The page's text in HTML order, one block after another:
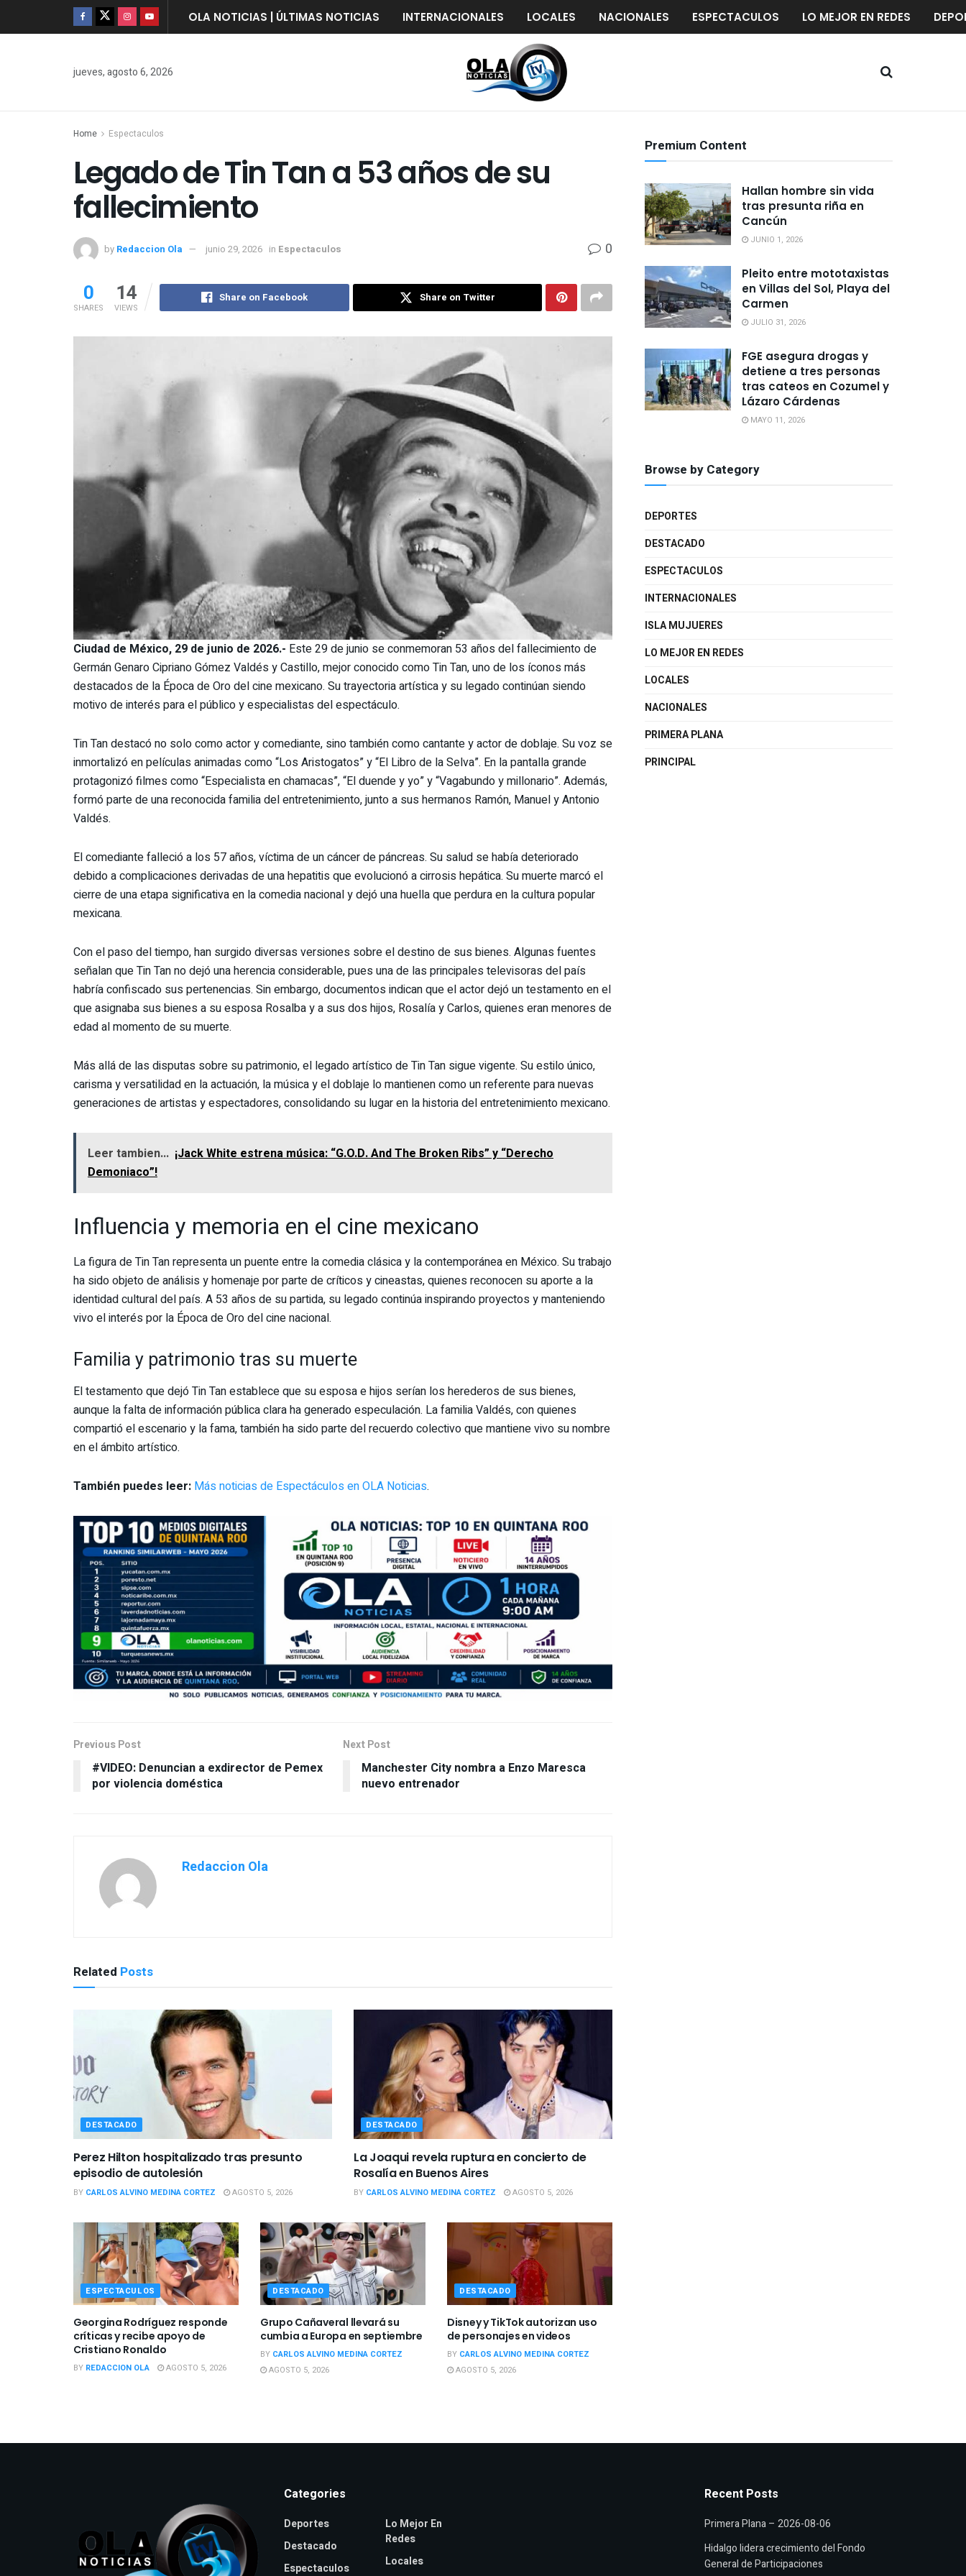
OLA NOTICIAS | ÚLTIMAS NOTICIAS INTERNACIONALES LOCALES NACIONALES ESPECTACULOS LO MEJOR EN REDES
jueves, agosto 6, 2026
Home Espectaculos
Legado de Tin Tan a 53 años de su
fallecimiento
by Redaccion Ola junio 29, 2026 in Espectaculos 0
0
SHARES
14
VIEWS
Share on Facebook Share on Twitter
Ciudad de México, 29 de junio de 2026.- Este 29 de junio se conmemoran 53 años del fallecimiento de
Germán Genaro Cipriano Gómez Valdés y Castillo, mejor conocido como Tin Tan, uno de los íconos más
destacados de la Época de Oro del cine mexicano. Su trayectoria artística y su legado continúan siendo
motivo de interés para el público y especialistas del espectáculo.
Tin Tan destacó no solo como actor y comediante, sino también como cantante y actor de doblaje. Su voz se
inmortalizó en películas animadas como “Los Aristogatos” y “El Libro de la Selva”. En la pantalla grande
protagonizó filmes como “Especialista en chamacas”, “El duende y yo” y “Vagabundo y millonario”. Además,
formó parte de una reconocida familia del entretenimiento, junto a sus hermanos Ramón, Manuel y Antonio
Valdés.
El comediante falleció a los 57 años, víctima de un cáncer de páncreas. Su salud se había deteriorado
debido a complicaciones derivadas de una hepatitis que evolucionó a cirrosis hepática. Su muerte marcó el
cierre de una etapa significativa en la comedia nacional y dejó una huella que perdura en la cultura popular
mexicana.
Con el paso del tiempo, han surgido diversas versiones sobre el destino de sus bienes. Algunas fuentes
señalan que Tin Tan no dejó una herencia considerable, pues una de las principales televisoras del país
habría confiscado sus pertenencias. Sin embargo, documentos indican que el actor dejó un testamento en el
que asignaba sus bienes a su esposa Rosalba y a sus dos hijos, Rosalía y Carlos, quienes eran menores de
edad al momento de su muerte.
Más allá de las disputas sobre su patrimonio, el legado artístico de Tin Tan sigue vigente. Su estilo único,
carisma y versatilidad en la actuación, la música y el doblaje lo mantienen como un referente para nuevas
generaciones de artistas y espectadores, consolidando su lugar en la historia del entretenimiento mexicano.
Leer tambien... ¡Jack White estrena música: “G.O.D. And The Broken Ribs” y “Derecho
Demoniaco”!
Influencia y memoria en el cine mexicano
La figura de Tin Tan representa un puente entre la comedia clásica y la contemporánea en México. Su trabajo
ha sido objeto de análisis y homenaje por parte de críticos y cineastas, quienes reconocen su aporte a la
identidad cultural del país. A 53 años de su partida, su legado continúa inspirando proyectos y manteniendo
vivo el interés por la Época de Oro del cine nacional.
Familia y patrimonio tras su muerte
El testamento que dejó Tin Tan establece que su esposa e hijos serían los herederos de sus bienes,
aunque la falta de información pública clara ha generado especulación. La familia Valdés, con quienes
compartió el escenario y la fama, también ha sido parte del recuerdo colectivo que mantiene vivo su nombre
en el ámbito artístico.
También puedes leer: Más noticias de Espectáculos en OLA Noticias.
Previous Post Next Post
DESTACADO
Perez Hilton hospitalizado tras presunto
BYCARLOS ALVINO MEDINA CORTEZ AGOSTO 5, 2026
DESTACADO
La Joaqui revela ruptura en concierto de
BYCARLOS ALVINO MEDINA CORTEZ AGOSTO 5, 2026
ESPECTACULOS
Georgina Rodríguez responde
críticas y recibe apoyo de
DESTACADO
Grupo Cañaveral llevará su
cumbia a Europa en septiembre
DESTACADO
Disney y TikTok autorizan uso
de personajes en videos
Premium Content
Hallan hombre sin vida
tras presunta riña en
Cancún
JUNIO 1, 2026
Pleito entre mototaxistas
en Villas del Sol, Playa del
Carmen
JULIO 31, 2026
FGE asegura drogas y
detiene a tres personas
tras cateos en Cozumel y
Lázaro Cárdenas
MAYO 11, 2026
Browse by Category
DEPORTES
DESTACADO
ESPECTACULOS
INTERNACIONALES
ISLA MUJUERES
LO MEJOR EN REDES
LOCALES
NACIONALES
PRIMERA PLANA
PRINCIPAL
Categories
Deportes
Lo Mejor En
Redes
Recent Posts
Primera Plana – 2026-08-06